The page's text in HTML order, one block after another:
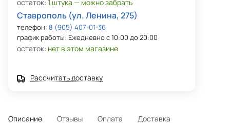
остаток: 1 штука — можно забрать
Ставрополь (ул. Ленина, 275)
телефон: 8 (905) 407-01-36
график работы: Ежедневно с 10:00 до 20:00
остаток: нет в этом магазине
Рассчитать доставку
Описание Отзывы Оплата Доставка